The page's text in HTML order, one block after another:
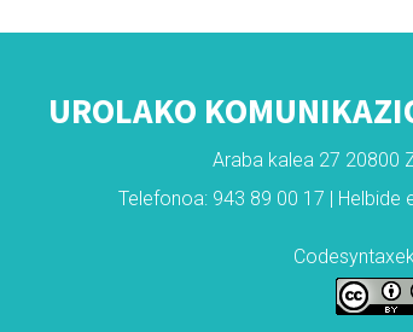
UROLAKO
Araba kalea 27 20800
Telefonoa: 943 89 00 17 | Helbide